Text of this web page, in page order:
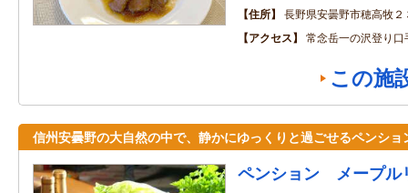
住所
長野県安曇野市穂高牧２
アクセス
常念岳一の沢登り口
この施
信州安曇野の大自然の中で、静かにゆっくりと過ごせるペンショ
ペンション メープル